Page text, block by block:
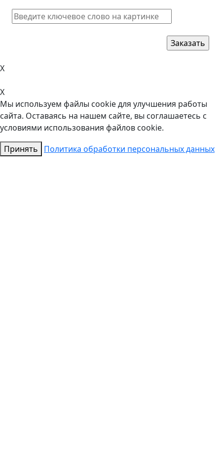
X
X
Мы используем файлы cookie для улучшения работы
сайта. Оставаясь на нашем сайте, вы соглашаетесь с
условиями использования файлов cookie.
Принять
Политика обработки персональных данных